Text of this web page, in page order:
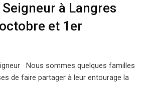
à Langres
et 1er
Nous sommes quelques familles
de faire partager à leur entourage la